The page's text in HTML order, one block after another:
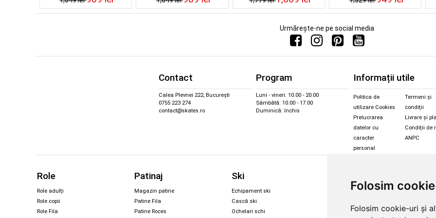
Folosim
Folosim cookie-uri și
Urmărește-ne pe social media
Contact
Calea Plevnei 222, București
0755 223 274
contact@skates.ro
Program
Luni - vineri: 10.00 - 20.00
Sâmbătă: 10.00 - 17.00
Duminică: închis
Informații utile
Politica de
utilizare Cookies
Prelucrarea
datelor cu
caracter
personal
Termeni și
condiții
Livrare și
Condiții de
ANPC
Role
Role adulți
Role copii
Role Fila
Patinaj
Magazin patine
Patine Fila
Patine Roces
Ski
Echipament ski
Cască ski
Ochelari schi
Magazin snowboard
Legături Rome SDS